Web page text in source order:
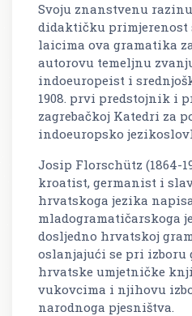
Svoju znanstvenu
didaktičku primjerenost
laicima ova gramatika
autorovu temeljnu
indoeuropeist i
1908. prvi predstojnik i
zagrebačkoj Katedri za
indoeuropsko
Josip Florschütz (1864-
kroatist, germanist i
hrvatskoga jezika
mladogramatičarskoga
dosljedno hrvatskoj
oslanjajući se pri izboru
hrvatske umjetničke
vukovcima i njihovu
narodnoga pjesništva.